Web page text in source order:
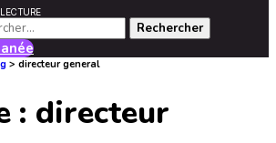
> directeur general
: directeur